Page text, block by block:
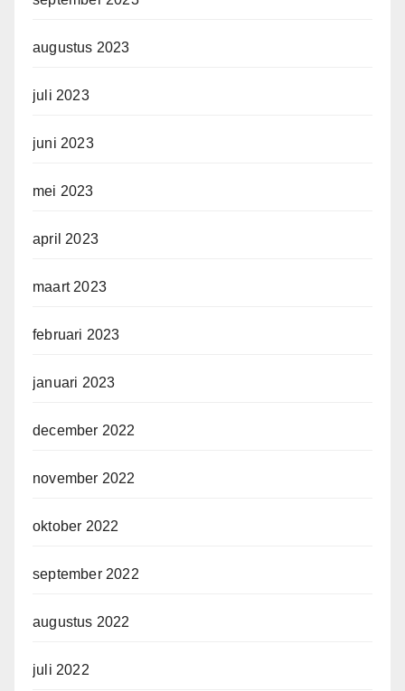
augustus 2023
juli 2023
juni 2023
mei 2023
april 2023
maart 2023
februari 2023
januari 2023
december 2022
november 2022
oktober 2022
september 2022
augustus 2022
juli 2022